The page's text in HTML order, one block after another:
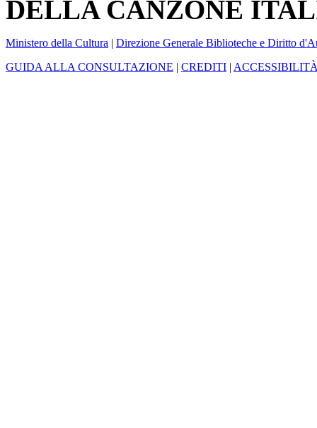
DELLA CANZONE
Ministero della Cultura | Direzione Generale Biblioteche e Diritto
GUIDA ALLA CONSULTAZIONE | CREDITI |